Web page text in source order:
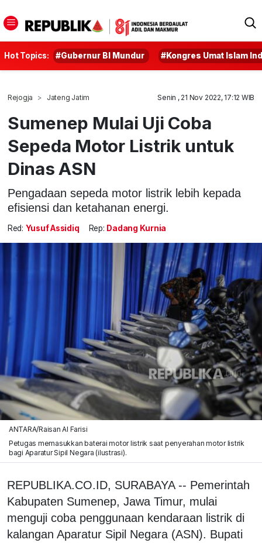
Hot Topics: #Gubernur BI Mundur #Kongres Umat Islam
Rejogja Jateng Jatim Senin , 21 Nov 2022, 17:12 WIB
Sumenep Mulai Uji Coba
Sepeda Motor Listrik untuk
Dinas ASN
Pengadaan sepeda motor listrik lebih kepada
efisiensi dan ketahanan energi.
Red: Yusuf Assidiq Rep: Dadang Kurnia
ANTARA/Raisan Al Farisi
Petugas memasukkan baterai motor listrik saat penyerahan motor listrik
bagi Aparatur Sipil Negara (ilustrasi).
REPUBLIKA.CO.ID, SURABAYA -- Pemerintah
Kabupaten Sumenep, Jawa Timur, mulai
menguji coba penggunaan kendaraan listrik di
kalangan Aparatur Sipil Negara (ASN). Bupati